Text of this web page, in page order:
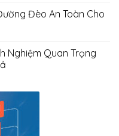
Đèo An Toàn Cho
Nghiệm Quan Trọng